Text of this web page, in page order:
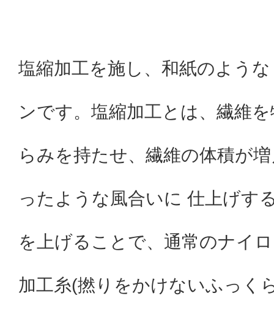
塩縮加工を施し、和紙のよう
ンです。塩縮加工とは、繊維
らみを持たせ、繊維の体積が
ったような風合いに 仕上げす
を上げることで、通常のナイ
加工糸(撚りをかけないふっく